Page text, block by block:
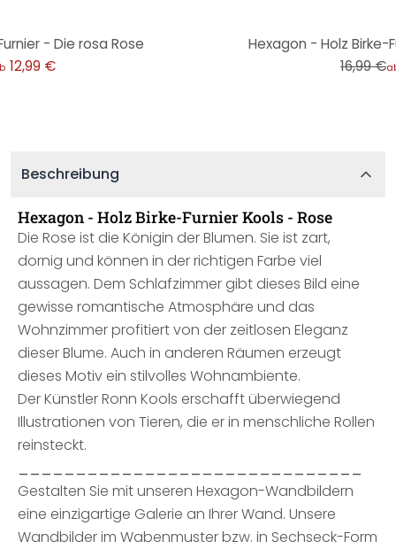
- Die rosa Rose
12,99 €
Hexagon - Holz Birke-
16,99 €
Beschreibung
Hexagon - Holz Birke-Furnier Kools - Rose
Die Rose ist die Königin der Blumen. Sie ist zart,
dornig und können in der richtigen Farbe viel
aussagen. Dem Schlafzimmer gibt dieses Bild eine
gewisse romantische Atmosphäre und das
Wohnzimmer profitiert von der zeitlosen Eleganz
dieser Blume. Auch in anderen Räumen erzeugt
dieses Motiv ein stilvolles Wohnambiente.
Der Künstler Ronn Kools erschafft überwiegend
Illustrationen von Tieren, die er in menschliche Rollen
reinsteckt.
Gestalten Sie mit unseren Hexagon-Wandbildern
eine einzigartige Galerie an Ihrer Wand. Unsere
Wandbilder im Wabenmuster bzw. in Sechseck-Form